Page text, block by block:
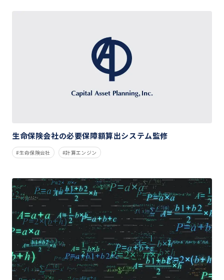
生命保険会社の必要保障額算出システム監修
生命保険会社 計算エンジン